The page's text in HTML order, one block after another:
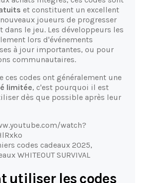
et constituent un excellent
joueurs de progresser
le jeu. Les développeurs les
lors d'événements
à jour importantes, ou pour
communautaires.
ces codes ont généralement une
limitée, c'est pourquoi il est
dès que possible après leur
watch?
codes cadeaux 2025,
WHITEOUT SURVIVAL
utiliser les codes